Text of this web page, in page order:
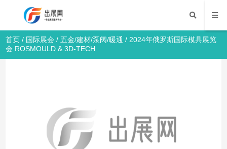
首页 / 国际展会 /五金/建材/泵阀/暖通 / 2024年俄罗斯国际模具展览
会 ROSMOULD & 3D-TECH